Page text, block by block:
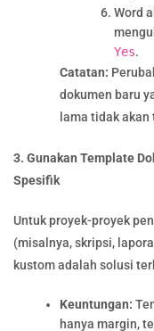
Word
Yes.
Catatan:
dokumen baru
lama tidak
3. Gunakan Template
Spesifik
Untuk proyek-proyek
(misalnya, skripsi,
kustom adalah solusi
Keuntungan:
hanya margin,